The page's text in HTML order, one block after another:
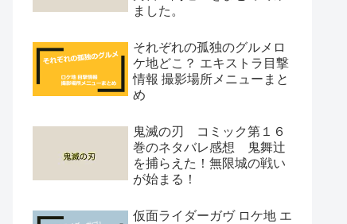
ました。
それぞれの孤独のグルメロ
ケ地どこ？ エキストラ目撃
情報 撮影場所メニューまと
め
鬼滅の刃 コミック第１６
巻のネタバレ感想 鬼舞辻
を捕らえた！無限城の戦い
が始まる！
仮面ライダーガヴ ロケ地 エ